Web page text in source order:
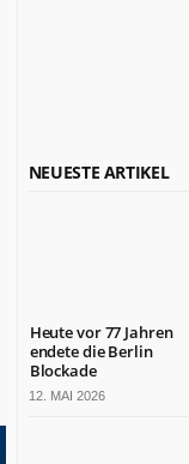
NEUESTE ARTIKEL
Heute vor 77 Jahren
endete die Berlin
Blockade
12. MAI 2026
Kultur
Kontakt
Impressum